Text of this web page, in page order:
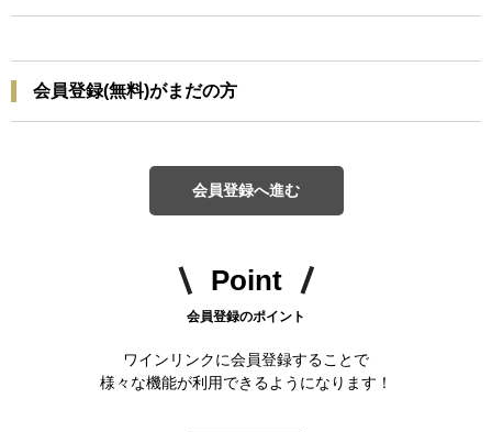
会員登録(無料)がまだの方
会員登録へ進む
Point
会員登録のポイント
ワインリンクに会員登録することで
様々な機能が利用できるようになります！